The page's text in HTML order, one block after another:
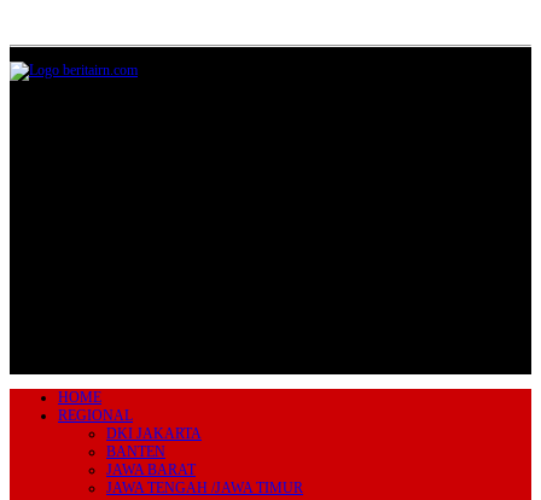
HOME
REGIONAL
DKI JAKARTA
BANTEN
JAWA BARAT
JAWA TENGAH /JAWA TIMUR